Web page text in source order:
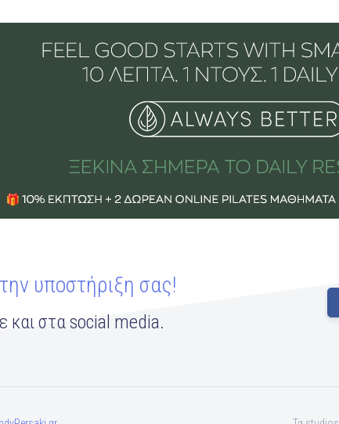
υποστήριξη σας!
και στα social media.